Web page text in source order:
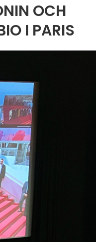
OCH
I PARIS